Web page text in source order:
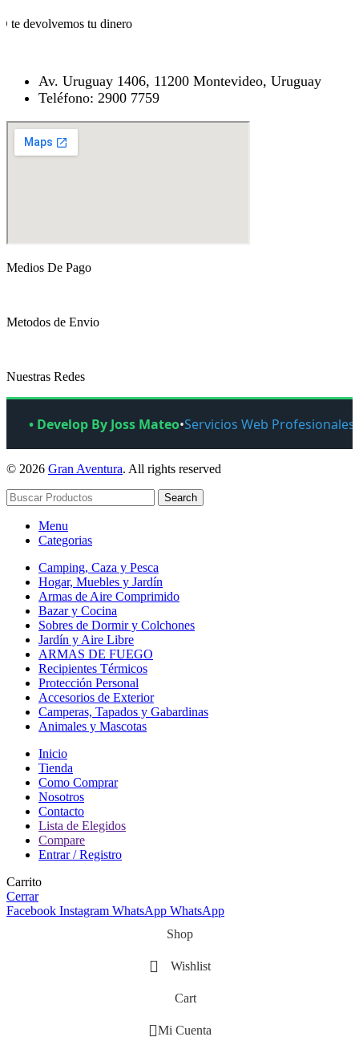
te devolvemos tu dinero
Av. Uruguay 1406, 11200 Montevideo, Uruguay
Teléfono: 2900 7759
Medios De Pago
Metodos de Envio
Nuestras Redes
• Develop By Joss Mateo•Servicios Web Profesionales
© 2026 Gran Aventura. All rights reserved
Search
Menu
Categorias
Camping, Caza y Pesca
Hogar, Muebles y Jardín
Armas de Aire Comprimido
Bazar y Cocina
Sobres de Dormir y Colchones
Jardín y Aire Libre
ARMAS DE FUEGO
Recipientes Térmicos
Protección Personal
Accesorios de Exterior
Camperas, Tapados y Gabardinas
Animales y Mascotas
Inicio
Tienda
Como Comprar
Nosotros
Contacto
Lista de Elegidos
Compare
Entrar / Registro
Carrito
Cerrar
Facebook Instagram WhatsApp WhatsApp
Shop
Wishlist
Cart
Mi Cuenta